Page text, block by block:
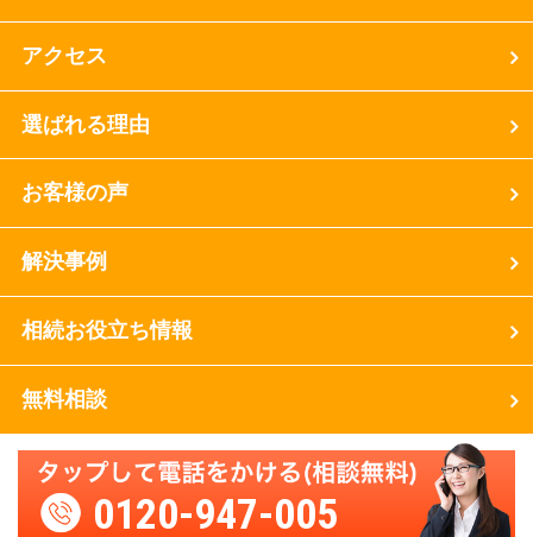
アクセス
選ばれる理由
お客様の声
解決事例
相続お役立ち情報
無料相談
0120-947-005